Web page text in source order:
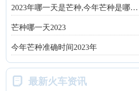
2023年哪一天是芒种,今年芒种是哪一天
芒种哪一天2023
今年芒种准确时间2023年
 最新火车资讯